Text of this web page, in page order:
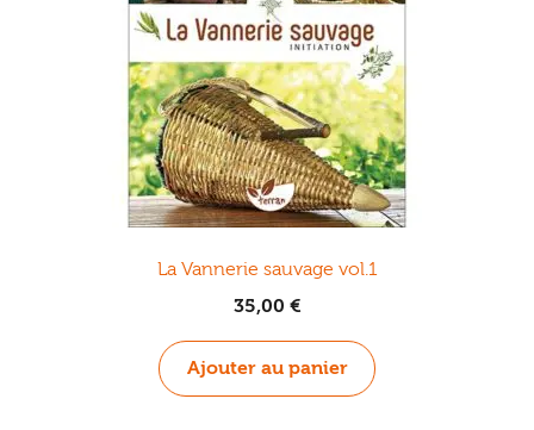
sur
la
page
du
produit
La Vannerie sauvage vol.1
35,00 €
Ajouter au panier